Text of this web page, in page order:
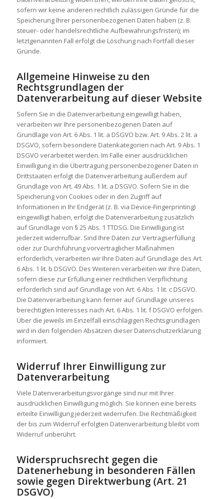
sofern wir keine anderen rechtlich zulässigen Gründe für die
Speicherung Ihrer personenbezogenen Daten haben (z. B.
steuer- oder handelsrechtliche Aufbewahrungsfristen); im
letztgenannten Fall erfolgt die Löschung nach Fortfall dieser
Gründe.
Allgemeine Hinweise zu den
Rechtsgrundlagen der
Datenverarbeitung auf dieser Website
Sofern Sie in die Datenverarbeitung eingewilligt haben,
verarbeiten wir Ihre personenbezogenen Daten auf
Grundlage von Art. 6 Abs. 1 lit. a DSGVO bzw. Art. 9 Abs. 2 lit. a
DSGVO, sofern besondere Datenkategorien nach Art. 9 Abs. 1
DSGVO verarbeitet werden. Im Falle einer ausdrücklichen
Einwilligung in die Übertragung personenbezogener Daten in
Drittstaaten erfolgt die Datenverarbeitung außerdem auf
Grundlage von Art. 49 Abs. 1 lit. a DSGVO. Sofern Sie in die
Speicherung von Cookies oder in den Zugriff auf
Informationen in Ihr Endgerät (z. B. via Device-Fingerprinting)
eingewilligt haben, erfolgt die Datenverarbeitung zusätzlich
auf Grundlage von § 25 Abs. 1 TTDSG. Die Einwilligung ist
jederzeit widerrufbar. Sind Ihre Daten zur Vertragserfüllung
oder zur Durchführung vorvertraglicher Maßnahmen
erforderlich, verarbeiten wir Ihre Daten auf Grundlage des Art.
6 Abs. 1 lit. b DSGVO. Des Weiteren verarbeiten wir Ihre Daten,
sofern diese zur Erfüllung einer rechtlichen Verpflichtung
erforderlich sind auf Grundlage von Art. 6 Abs. 1 lit. c DSGVO.
Die Datenverarbeitung kann ferner auf Grundlage unseres
berechtigten Interesses nach Art. 6 Abs. 1 lit. f DSGVO erfolgen.
Über die jeweils im Einzelfall einschlägigen Rechtsgrundlagen
wird in den folgenden Absätzen dieser Datenschutzerklärung
informiert.
Widerruf Ihrer Einwilligung zur
Datenverarbeitung
Viele Datenverarbeitungsvorgänge sind nur mit Ihrer
ausdrücklichen Einwilligung möglich. Sie können eine bereits
erteilte Einwilligung jederzeit widerrufen. Die Rechtmäßigkeit
der bis zum Widerruf erfolgten Datenverarbeitung bleibt vom
Widerruf unberührt.
Widerspruchsrecht gegen die
Datenerhebung in besonderen Fällen
sowie gegen Direktwerbung (Art. 21
DSGVO)